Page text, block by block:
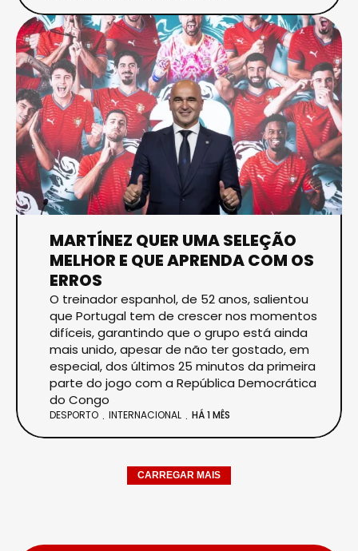
MARTÍNEZ QUER UMA SELEÇÃO
MELHOR E QUE APRENDA COM OS
ERROS
O treinador espanhol, de 52 anos, salientou
que Portugal tem de crescer nos momentos
difíceis, garantindo que o grupo está ainda
mais unido, apesar de não ter gostado, em
especial, dos últimos 25 minutos da primeira
parte do jogo com a República Democrática
do Congo
DESPORTO INTERNACIONAL HÁ 1 MÊS
CARREGAR MAIS